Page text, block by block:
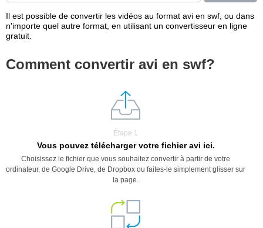
Il est possible de convertir les vidéos au format avi en swf, ou dans
n'importe quel autre format, en utilisant un convertisseur en ligne
gratuit.
Comment convertir avi en swf?
Étape 1
Vous pouvez télécharger votre fichier avi ici.
Choisissez le fichier que vous souhaitez convertir à partir de votre
ordinateur, de Google Drive, de Dropbox ou faites-le simplement glisser sur
la page.